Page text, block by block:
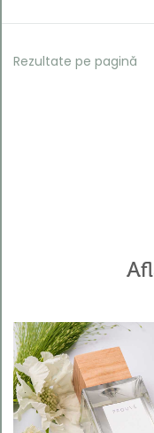
Rezultate pe pagină